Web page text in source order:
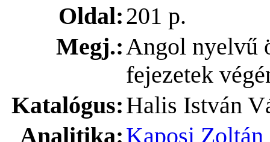
Oldal:201 p.
Megj.:Angol nyelvű
fejezetek
Katalógus:Halis István
Analitika:Kaposi Zoltán